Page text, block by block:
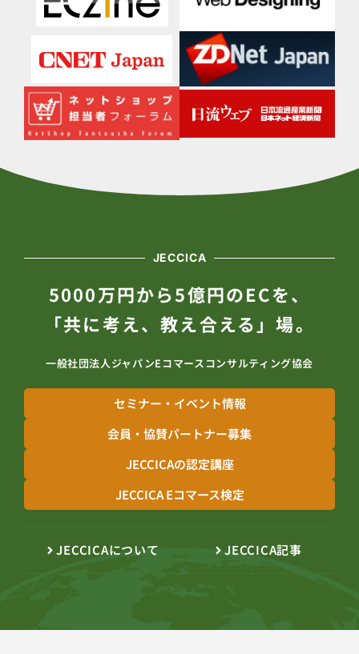
JECCICA
5000万円から5億円のECを、
「共に考え、教え合える」場。
一般社団法人ジャパンEコマースコンサルティング協会
セミナー・イベント情報
会員・協賛パートナー募集
JECCICAの認定講座
JECCICA Eコマース検定
JECCICAについて JECCICA記事